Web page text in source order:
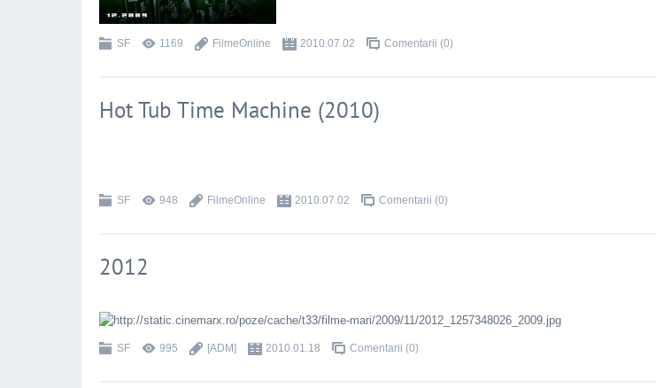
SF 1169 FilmeOnline 2010.07.02 Comentarii (0)
Hot Tub Time Machine (2010)
SF 948 FilmeOnline 2010.07.02 Comentarii (0)
2012
SF 995 [ADM] 2010.01.18 Comentarii (0)